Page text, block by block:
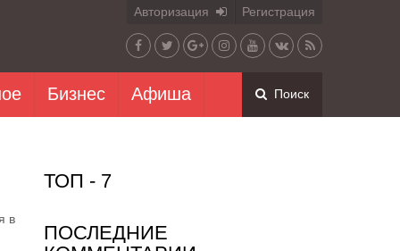
Авторизация Регистрация
Бизнес Афиша Поиск
ТОП - 7
ПОСЛЕДНИЕ
в